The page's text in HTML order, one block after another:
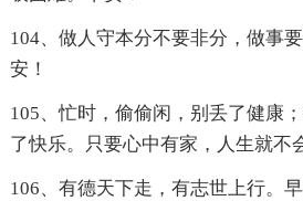
104、做人守本分不要非分，做事
安！
105、忙时，偷偷闲，别丢了健康
了快乐。只要心中有家，人生就不
106、有德天下走，有志世上行。早